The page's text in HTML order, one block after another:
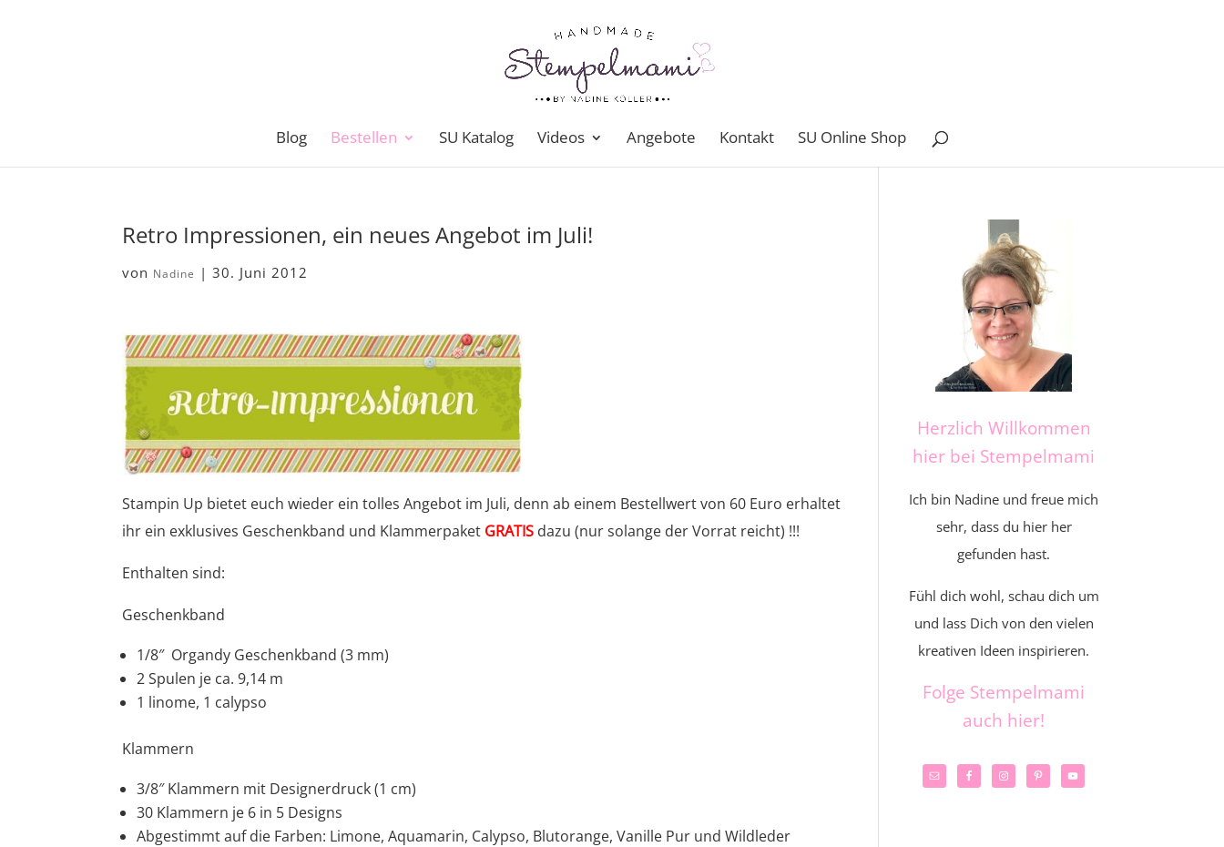
Blog Bestellen SU Katalog Videos Angebote Kontakt SU Online Shop
Retro Impressionen, ein neues Angebot im Juli!
von Nadine |30. Juni 2012
Stampin Up bietet euch wieder ein tolles Angebot im Juli, denn ab einem Bestellwert von 60 Euro erhaltet
ihr ein exklusives Geschenkband und Klammerpaket GRATIS dazu (nur solange der Vorrat reicht) !!!
Enthalten sind:
Geschenkband
1/8″ Organdy Geschenkband (3 mm)
2 Spulen je ca. 9,14 m
1 linome, 1 calypso
Klammern
3/8″ Klammern mit Designerdruck (1 cm)
30 Klammern je 6 in 5 Designs
Abgestimmt auf die Farben: Limone, Aquamarin, Calypso, Blutorange, Vanille Pur und Wildleder
Herzlich Willkommen
hier bei Stempelmami
Ich bin Nadine und freue mich
sehr, dass du hier her
gefunden hast.
Fühl dich wohl, schau dich um
und lass Dich von den vielen
kreativen Ideen inspirieren.
Folge Stempelmami
auch hier!